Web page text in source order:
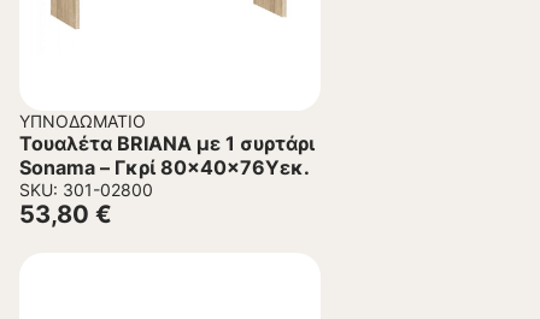
ΥΠΝΟΔΩΜΆΤΙΟ
Τουαλέτα BRIANA με 1 συρτάρι
Sonama – Γκρί 80x40x76Yεκ.
SKU: 301-02800
53,80 €